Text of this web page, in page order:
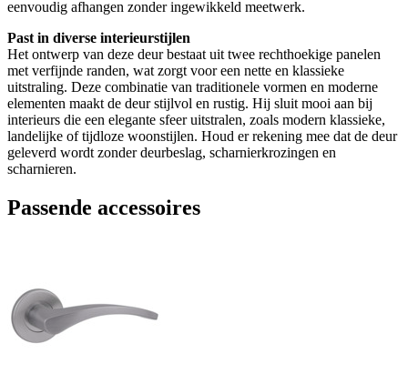
eenvoudig afhangen zonder ingewikkeld meetwerk.
Past in diverse interieurstijlen
Het ontwerp van deze deur bestaat uit twee rechthoekige panelen
met verfijnde randen, wat zorgt voor een nette en klassieke
uitstraling. Deze combinatie van traditionele vormen en moderne
elementen maakt de deur stijlvol en rustig. Hij sluit mooi aan bij
interieurs die een elegante sfeer uitstralen, zoals modern klassieke,
landelijke of tijdloze woonstijlen. Houd er rekening mee dat de deur
geleverd wordt zonder deurbeslag, scharnierkrozingen en
scharnieren.
Passende accessoires